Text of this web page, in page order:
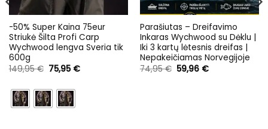
-50% Super Kaina 75eur
Striukė Šilta Profi Carp
Wychwood lengva Sveria tik
600g
149,95€ Original
price
149,95 €.
75,95 €Current
Parašiutas – Dreifavimo
Inkaras Wychwood su Dėklu |
Iki 3 kartų lėtesnis dreifas |
Nepakeičiamas Norvegijoje
74,95€ Original
price
59,96 €Current